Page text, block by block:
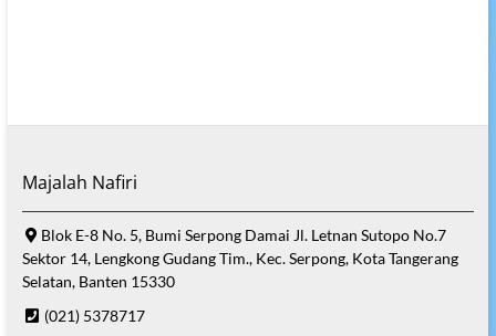
Majalah Nafiri
Blok E-8 No. 5, Bumi Serpong Damai Jl. Letnan Sutopo No.7
Sektor 14, Lengkong Gudang Tim., Kec. Serpong, Kota Tangerang
Selatan, Banten 15330
(021) 5378717